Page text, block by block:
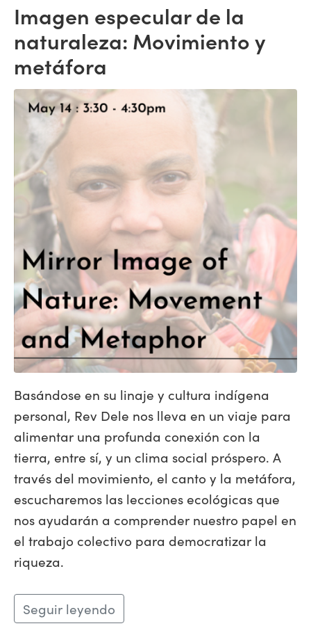
Imagen especular de la
naturaleza: Movimiento y
metáfora
Basándose en su linaje y cultura indígena
personal, Rev Dele nos lleva en un viaje para
alimentar una profunda conexión con la
tierra, entre sí, y un clima social próspero. A
través del movimiento, el canto y la metáfora,
escucharemos las lecciones ecológicas que
nos ayudarán a comprender nuestro papel en
el trabajo colectivo para democratizar la
riqueza.
Seguir leyendo